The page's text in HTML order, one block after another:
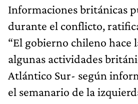
Informaciones británicas
durante el conflicto,
“El gobierno chileno hace
algunas actividades
Atlántico Sur- según
el semanario de la